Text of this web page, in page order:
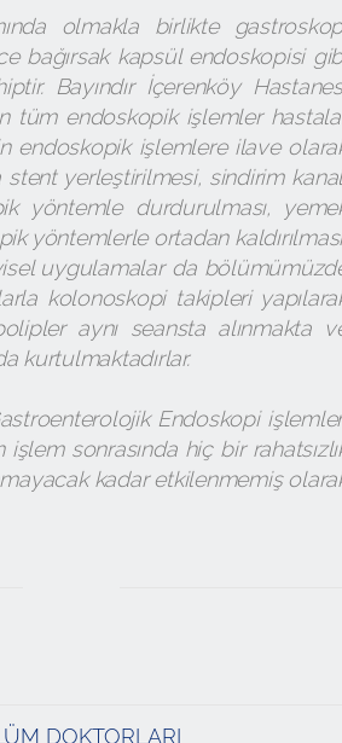
olmakla birlikte
bağırsak kapsül endoskopisi
Bayındır İçerenköy
tüm endoskopik işlemler
endoskopik işlemlere ilave
stent yerleştirilmesi, sindirim
yöntemle durdurulması,
yöntemlerle ortadan
uygulamalar da
kolonoskopi takipleri
aynı seansta alınmakta
kurtulmaktadırlar.
Endoskopi
sonrasında hiç bir
kadar etkilenmemiş
DOKTORLARI